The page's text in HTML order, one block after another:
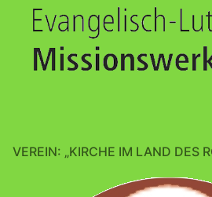
VEREIN: „KIRCHE IM LAND DES